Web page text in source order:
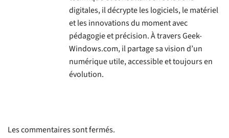
digitales, il décrypte les logiciels, le matériel
et les innovations du moment avec
pédagogie et précision. À travers Geek-
Windows.com, il partage sa vision d’un
numérique utile, accessible et toujours en
évolution.
Les commentaires sont fermés.